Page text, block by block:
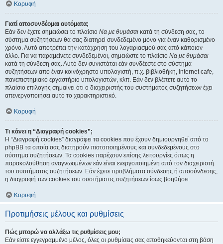
Κορυφή
Γιατί αποσυνδέομαι αυτόματα;
Εάν δεν έχετε σημειώσει το πλαίσιο Να με θυμάσαι κατά τη σύνδεση σας, το
σύστημα συζητήσεων θα σας διατηρεί συνδεδεμένο μόνο για έναν καθορισμένο
χρόνο. Αυτό αποτρέπει την κατάχρηση του λογαριασμού σας από κάποιον
άλλο. Για να παραμείνετε συνδεδεμένοι, σημειώστε το πλαίσιο Να με θυμάσαι
κατά τη σύνδεση σας. Αυτό δεν συνιστάται εάν συνδέεστε στο σύστημα
συζητήσεων από έναν κοινόχρηστο υπολογιστή, π.χ. βιβλιοθήκη, internet cafe,
πανεπιστημιακό εργαστήριο υπολογιστών, κλπ. Εάν δεν βλέπετε αυτό το
πλαίσιο επιλογής σημαίνει ότι ο διαχειριστής του συστήματος συζητήσεων έχει
απενεργοποιήσει αυτό το χαρακτηριστικό.
Κορυφή
Τι κάνει η “Διαγραφή cookies”;
Η “Διαγραφή cookies” διαγράφει τα cookies που έχουν δημιουργηθεί από το
phpBB τα οποία σας διατηρούν πιστοποιημένους και συνδεδεμένους στο
σύστημα συζητήσεων. Τα cookies παρέχουν επίσης λειτουργίες όπως η
παρακολούθηση αναγνωσμένων εάν είναι ενεργοποιημένη από τον διαχειριστή
του συστήματος συζητήσεων. Εάν έχετε προβλήματα σύνδεσης ή αποσύνδεσης,
η διαγραφή των cookies του συστήματος συζητήσεων ίσως βοηθήσει.
Κορυφή
Προτιμήσεις μέλους και ρυθμίσεις
Πώς μπορώ να αλλάξω τις ρυθμίσεις μου;
Εάν είστε εγγεγραμμένο μέλος, όλες οι ρυθμίσεις σας αποθηκεύονται στη βάση